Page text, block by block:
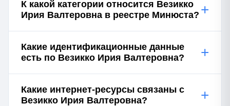
К какой категории относится Везикко
Ирия Валтеровна в реестре Минюста? +
Какие идентификационные данные
есть по Везикко Ирия Валтеровна?
+
Какие интернет-ресурсы связаны с
Везикко Ирия Валтеровна?
+